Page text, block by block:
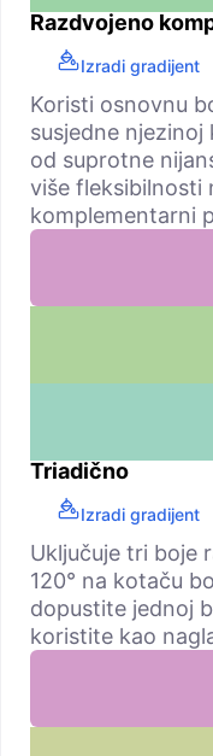
Razdvojeno
Izradi gradijent
Koristi osnovnu
susjedne
od suprotne
više fleksibilnosti
komplementarni
Triadično
Izradi gradijent
Uključuje tri boje
120° na kotaču
dopustite jednoj
koristite kao